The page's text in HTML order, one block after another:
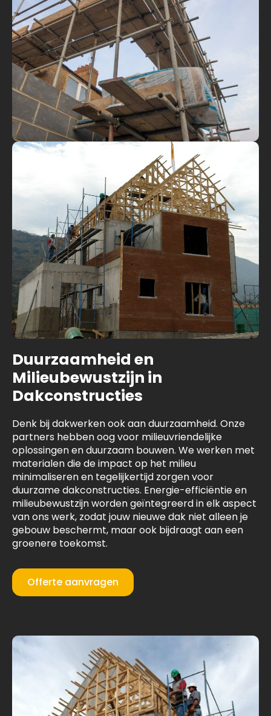
Duurzaamheid en
Milieubewustzijn in
Dakconstructies
Denk bij dakwerken ook aan duurzaamheid. Onze
partners hebben oog voor milieuvriendelijke
oplossingen en duurzaam bouwen. We werken met
materialen die de impact op het milieu
minimaliseren en tegelijkertijd zorgen voor
duurzame dakconstructies. Energie-efficiëntie en
milieubewustzijn worden geïntegreerd in elk aspect
van ons werk, zodat jouw nieuwe dak niet alleen je
gebouw beschermt, maar ook bijdraagt aan een
groenere toekomst.
Offerte aanvragen